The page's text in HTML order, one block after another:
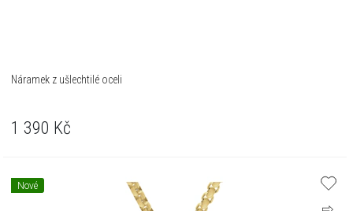
Náramek z ušlechtilé oceli
1 390 Kč
Nové